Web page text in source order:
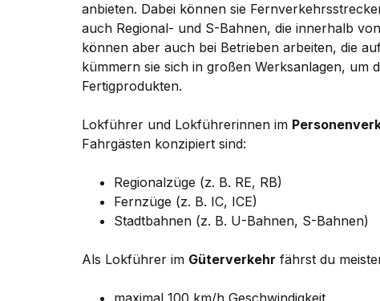
anbieten. Dabei können sie
auch Regional- und S-Bahnen, die innerhalb
können aber auch bei Betrieben arbeiten, die
kümmern sie sich in großen Werksanlagen, um
Fertigprodukten.
Lokführer und Lokführerinnen im
Fahrgästen konzipiert sind:
Regionalzüge (z. B. RE, RB)
Fernzüge (z. B. IC, ICE)
Stadtbahnen (z. B. U-Bahnen, S-Bahnen)
Als Lokführer im Güterverkehr fährst du
maximal 100 km/h Geschwindigkeit